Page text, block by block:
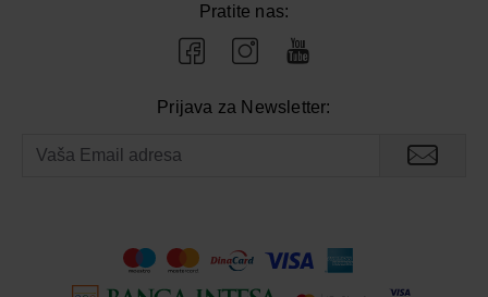
Pratite nas:
Prijava za Newsletter: